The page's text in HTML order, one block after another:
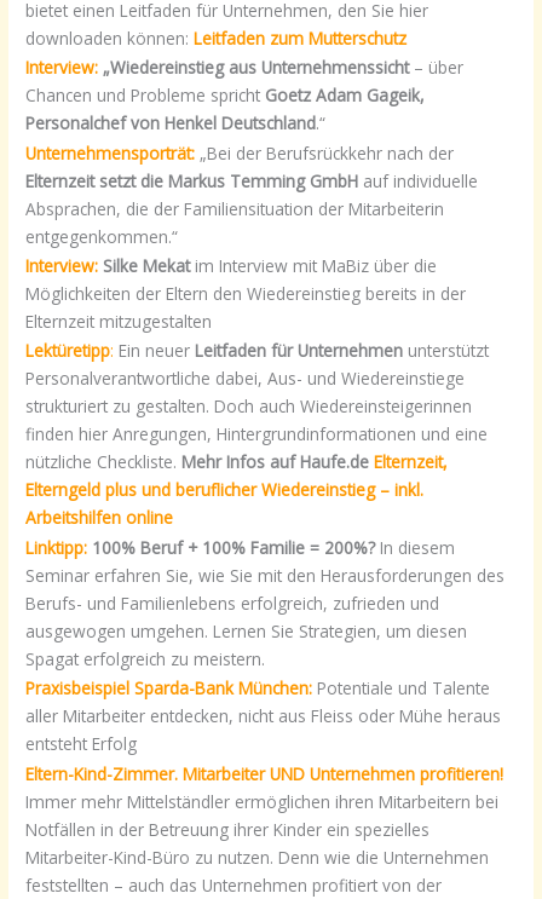
bietet einen Leitfaden für Unternehmen, den Sie hier
downloaden können:Leitfaden zum Mutterschutz
Interview: „Wiedereinstieg aus Unternehmenssicht– über
Chancen und Probleme spricht Goetz Adam Gageik,
Personalchef von Henkel Deutschland.“
Unternehmensporträt: „Bei der Berufsrückkehr nach der
Elternzeit setzt die Markus Temming GmbH auf individuelle
Absprachen, die der Familiensituation der Mitarbeiterin
entgegenkommen.“
Interview: Silke Mekatim Interview mit MaBiz über die
Möglichkeiten der Eltern den Wiedereinstieg bereits in der
Elternzeit mitzugestalten
Lektüretipp: Ein neuer Leitfaden für Unternehmen unterstützt
Personalverantwortliche dabei, Aus- und Wiedereinstiege
strukturiert zu gestalten. Doch auch Wiedereinsteigerinnen
finden hier Anregungen, Hintergrundinformationen und eine
nützliche Checkliste. Mehr Infos auf Haufe.deElternzeit,
Elterngeld plus und beruflicher Wiedereinstieg – inkl.
Arbeitshilfen online
Linktipp: 100% Beruf + 100% Familie = 200%?In diesem
Seminar erfahren Sie, wie Sie mit den Herausforderungen des
Berufs- und Familienlebens erfolgreich, zufrieden und
ausgewogen umgehen. Lernen Sie Strategien, um diesen
Spagat erfolgreich zu meistern.
Praxisbeispiel Sparda-Bank München: Potentiale und Talente
aller Mitarbeiter entdecken, nicht aus Fleiss oder Mühe heraus
entsteht Erfolg
Eltern-Kind-Zimmer. Mitarbeiter UND Unternehmen profitieren!
Immer mehr Mittelständler ermöglichen ihren Mitarbeitern bei
Notfällen in der Betreuung ihrer Kinder ein spezielles
Mitarbeiter-Kind-Büro zu nutzen. Denn wie die Unternehmen
feststellten – auch das Unternehmen profitiert von der